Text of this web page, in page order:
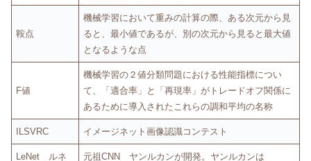
鞍点
機械学習において重みの計算の際、ある次元から見
ると、最小値であるが、別の次元から見ると最大値
となるような点
F値
機械学習の２値分類問題における性能指標につい
て、「適合率」と「再現率」がトレードオフ関係に
あるために導入されたこれらの調和平均の名称
ILSVRC イメージネット画像認識コンテスト
LeNet ルネ
元祖CNN ヤンルカンが開発。ヤンルカンは